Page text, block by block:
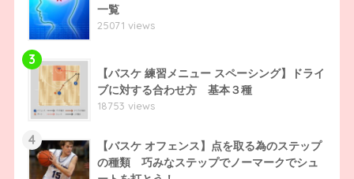
一覧
25071 views
3
【バスケ 練習メニュー スペーシング】ドライ
ブに対する合わせ方 基本３種
18753 views
4
【バスケ オフェンス】点を取る為のステップ
の種類 巧みなステップでノーマークでシュ